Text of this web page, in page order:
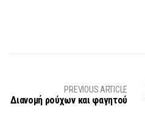
PREVIOUS ARTICLE
Διανομή ρούχων και φαγητού